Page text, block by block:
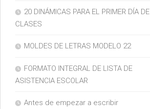
20 DINÁMICAS PARA EL PRIMER DÍA DE
CLASES
MOLDES DE LETRAS MODELO 22
FORMATO INTEGRAL DE LISTA DE
ASISTENCIA ESCOLAR
Antes de empezar a escribir